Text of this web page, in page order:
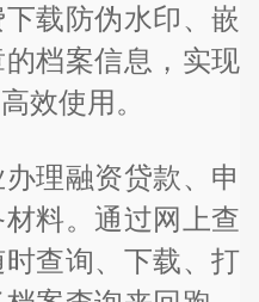
载防伪水印、嵌
档案信息，实现
效使用。
理融资贷款、申
料。通过网上查
查询、下载、打